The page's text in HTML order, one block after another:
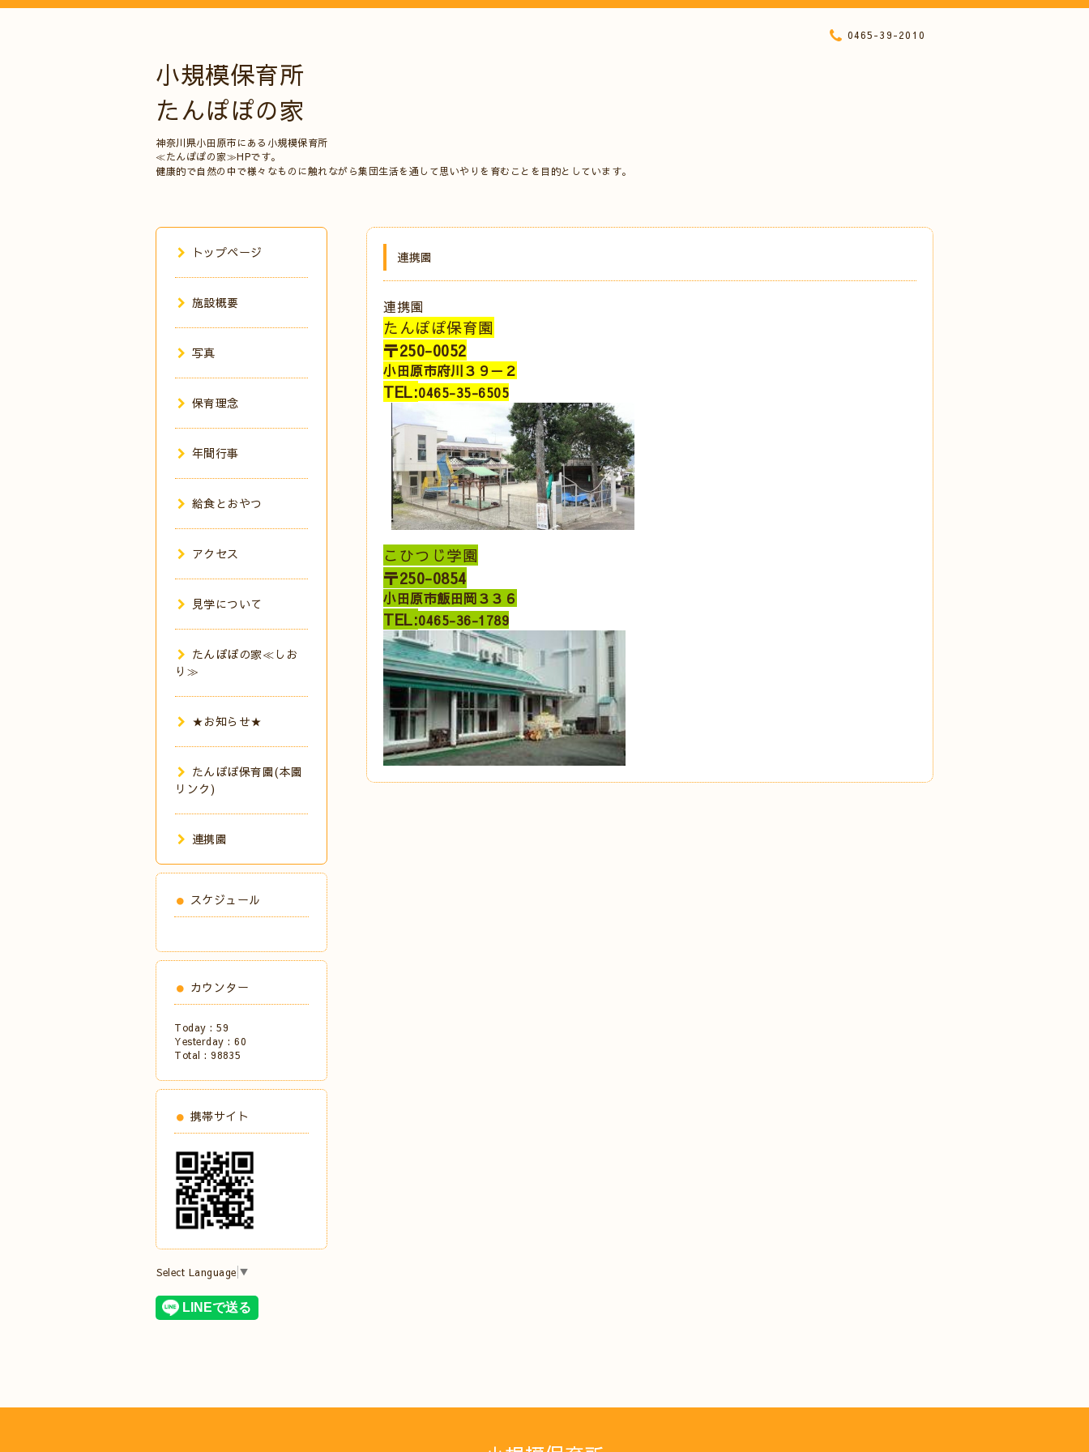
小規模保育所
たんぽぽの家
神奈川県小田原市にある小規模保育所
≪たんぽぽの家≫HPです。
健康的で自然の中で様々なものに触れながら集団生活を通して思いやりを育むことを目的としています。
0465-39-2010
連携園
連携園
たんぽぽ保育園
〒250-0052
小田原市府川３９－２
TEL:0465-35-6505
こひつじ学園
〒250-0854
小田原市飯田岡３３６
TEL:0465-36-1789
トップページ
施設概要
写真
保育理念
年間行事
給食とおやつ
アクセス
見学について
たんぽぽの家≪しお
り≫
★お知らせ★
たんぽぽ保育園(本園
リンク)
連携園
スケジュール
カウンター
Today : 59
Yesterday : 60
Total : 98835
携帯サイト
Select Language ▼